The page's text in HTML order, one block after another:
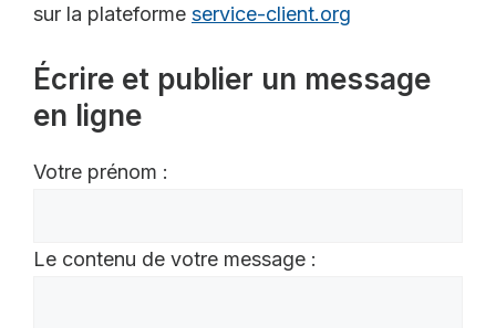
sur la plateforme service-client.org
Écrire et publier un message
en ligne
Votre prénom :
Le contenu de votre message :